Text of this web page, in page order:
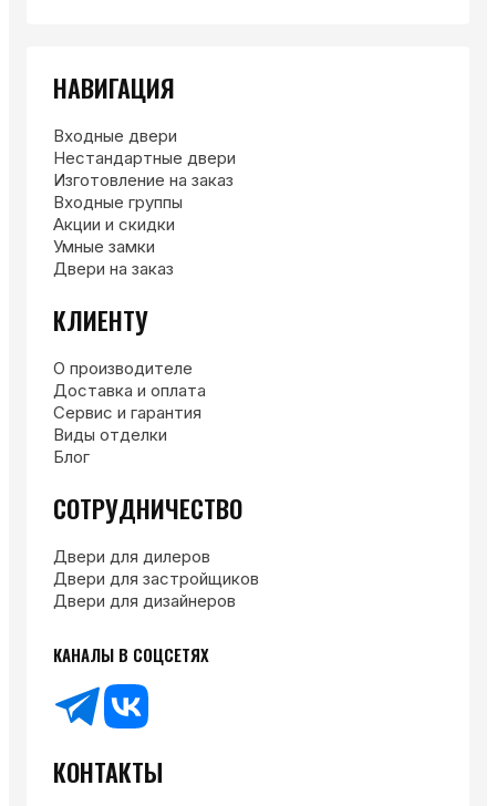
НАВИГАЦИЯ
Входные двери
Нестандартные двери
Изготовление на заказ
Входные группы
Акции и скидки
Умные замки
Двери на заказ
КЛИЕНТУ
О производителе
Доставка и оплата
Сервис и гарантия
Виды отделки
Блог
СОТРУДНИЧЕСТВО
Двери для дилеров
Двери для застройщиков
Двери для дизайнеров
КАНАЛЫ В СОЦСЕТЯХ
КОНТАКТЫ